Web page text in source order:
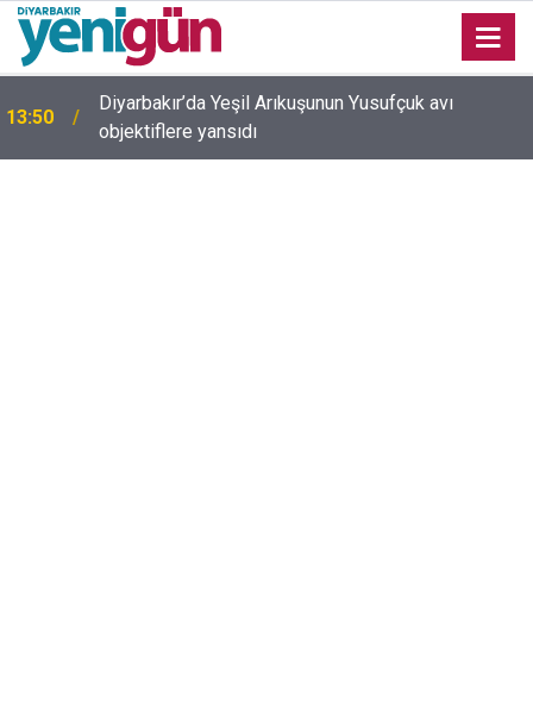
13:35
Adalet Bakanı Akın Gürlek’ten internet haberciliğine
güvence: Ekim ayında Meclis'e geliyor